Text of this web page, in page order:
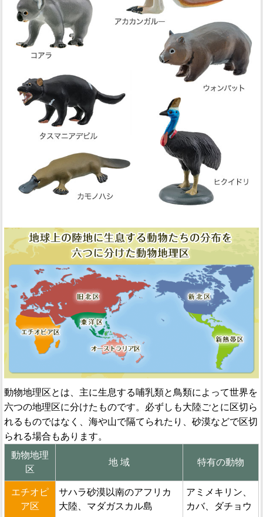
動物地理区とは、主に生息する哺乳類と鳥類によって世界を
六つの地理区に分けたものです。必ずしも大陸ごとに区切ら
れるものではなく、海や山で隔てられたり、砂漠などで区切
られる場合もあります。
動物地理
区
地 域 特有の動物
エチオピ
ア区
サハラ砂漠以南のアフリカ
大陸、マダガスカル島
アミメキリン、
カバ、ダチョウ